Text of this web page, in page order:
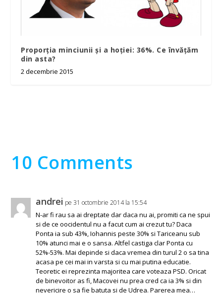
Proporția minciunii și a hoției: 36%. Ce învățăm
din asta?
2 decembrie 2015
10 Comments
andrei pe 31 octombrie 2014 la 15:54
N-ar fi rau sa ai dreptate dar daca nu ai, promiti ca ne spui
si de ce oocidentul nu a facut cum ai crezut tu? Daca
Ponta ia sub 43%, Iohannis peste 30% si Tariceanu sub
10% atunci mai e o sansa. Altfel castiga clar Ponta cu
52%-53%. Mai depinde si daca vremea din turul 2 o sa tina
acasa pe cei mai in varsta si cu mai putina educatie.
Teoretic ei reprezinta majoritea care voteaza PSD. Oricat
de binevoitor as fi, Macovei nu prea cred ca ia 3% si din
nevericire o sa fie batuta si de Udrea. Parerea mea…